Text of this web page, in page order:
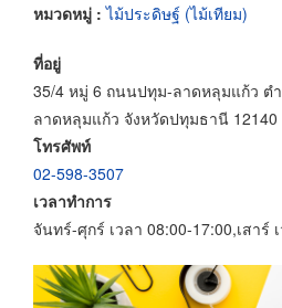
หมวดหมู่ :ไม้ประดิษฐ์ (ไม้เทียม)
ที่อยู่
35/4 หมู่ 6 ถนนปทุม-ลาดหลุมแก้ว ต
ลาดหลุมแก้ว จังหวัดปทุมธานี 12140
โทรศัพท์
02-598-3507
เวลาทำการ
จันทร์-ศุกร์ เวลา 08:00-17:00,เสาร์